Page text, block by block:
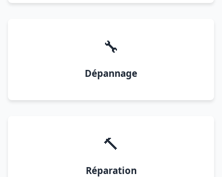
🔧
Dépannage
🔨
Réparation